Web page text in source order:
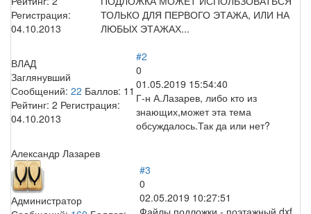
Регистрация:
04.10.2013
ТОЛЬКО ДЛЯ ПЕРВОГО ЭТАЖА, ИЛИ НА
ЛЮБЫХ ЭТАЖАХ...
ВЛАД
Заглянувший
Сообщений: 22 Баллов: 11
Рейтинг: 2 Регистрация:
04.10.2013
#2
0
01.05.2019 15:54:40
Г-н А.Лазарев, либо кто из
знающих,может эта тема
обсуждалось.Так да или нет?
Александр Лазарев
Администратор
#3
0
02.05.2019 10:27:51
Файлы подложки - поэтажный dxf